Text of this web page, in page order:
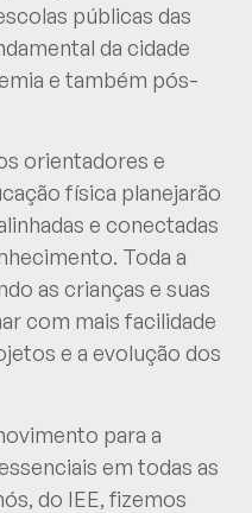
públicas das
da cidade
e também pós-
orientadores e
física planejarão
e conectadas
Toda a
as crianças e suas
com mais facilidade
e a evolução dos
para a
em todas as
do IEE, fizemos